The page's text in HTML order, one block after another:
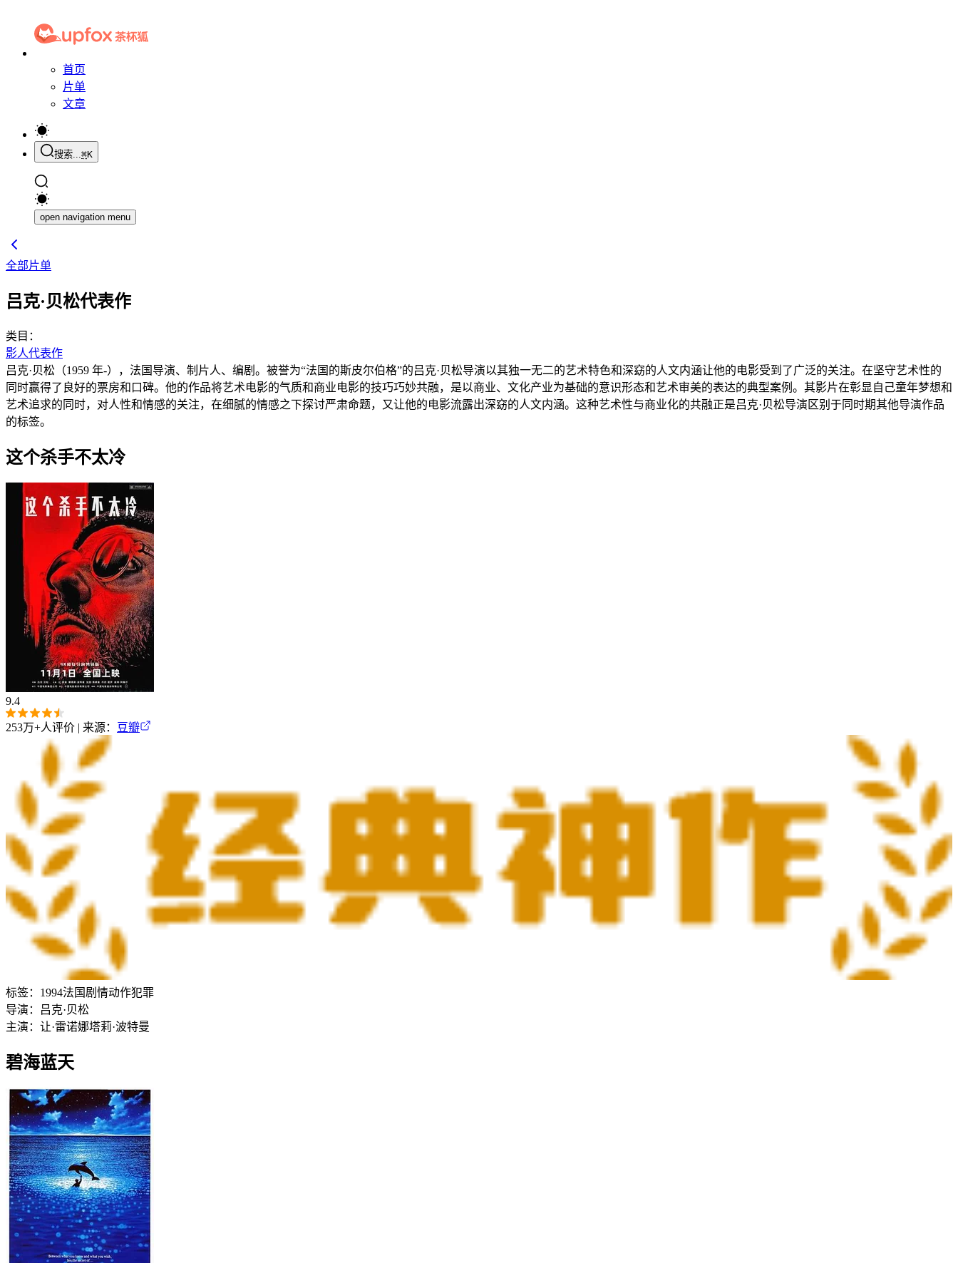
首页
片单
文章
搜索...⌘K
open navigation menu
全部片单
吕克·贝松代表作
类目：
影人代表作
吕克·贝松（1959 年-），法国导演、制片人、编剧。被誉为“法国的斯皮尔伯格”的吕克·贝松导演以其独一无二的艺术特色和深窈的人文内涵让他的电影受到了广泛的关注。在坚守艺术性的
同时赢得了良好的票房和口碑。他的作品将艺术电影的气质和商业电影的技巧巧妙共融，是以商业、文化产业为基础的意识形态和艺术审美的表达的典型案例。其影片在彰显自己童年梦想和
艺术追求的同时，对人性和情感的关注，在细腻的情感之下探讨严肃命题，又让他的电影流露出深窈的人文内涵。这种艺术性与商业化的共融正是吕克·贝松导演区别于同时期其他导演作品
的标签。
这个杀手不太冷
9.4
253万+人评价 | 来源： 豆瓣
标签： 1994法国剧情动作犯罪
导演：
吕克·贝松
主演： 让·雷诺娜塔莉·波特曼
碧海蓝天